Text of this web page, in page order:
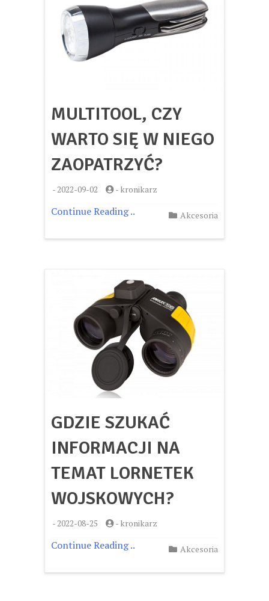
MULTITOOL, CZY
WARTO SIĘ W NIEGO
ZAOPATRZYĆ?
-2022-09-02 - kronikarz
Continue Reading .. Akcesoria
GDZIE SZUKAĆ
INFORMACJI NA
TEMAT LORNETEK
WOJSKOWYCH?
- 2022-08-25 - kronikarz
Continue Reading .. Akcesoria